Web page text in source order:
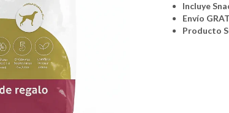
Raza
Media
Incluye
Envío
Producto